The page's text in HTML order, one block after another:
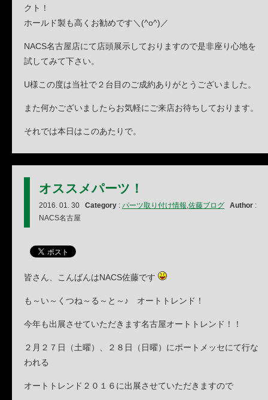
クト！
ホールド製も高くお勧めです＼(^o^)／
NACS名古屋店にて店頭展示しておりますので是非座り心地を
試してみて下さい。
U様この度は当社で２台目のご成約ありがとうございました。
また何かございましたらお気軽にご来店お待ちしております。
それでは本日はこのあたりで。
オススメパーツ！
2016. 01. 30 Category : パーツ取り付け情報,佐藤ブログ Author :
NACS名古屋
皆さん、こんばんはNACS佐藤です
も～い～くつね～る～と～♪ オートトレンド！
今年も出展させていただきます名古屋オートトレンド！！
２月２７日（土曜）、２８日（日曜）にポートメッセにて行な
われる
オートトレンド２０１６に出展させていただきますので